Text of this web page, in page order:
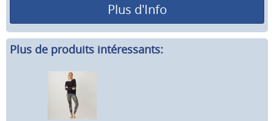
Plus d'Info
Plus de produits intéressants: